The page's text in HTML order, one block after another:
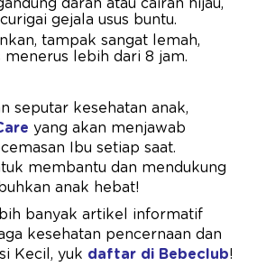
darah atau cairan hijau,
gejala usus buntu.
tampak sangat lemah,
menerus lebih dari 8 jam.
seputar kesehatan anak,
yang akan menjawab
Ibu setiap saat.
membantu dan mendukung
anak hebat!
banyak artikel informatif
kesehatan pencernaan dan
Kecil, yuk daftar di Bebeclub!